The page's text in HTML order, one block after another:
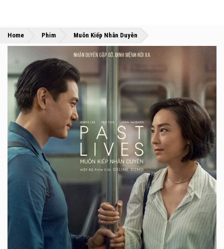
Home »
Phim »
Muôn Kiếp Nhân Duyên